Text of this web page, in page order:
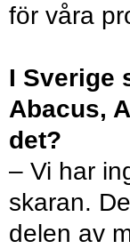
för våra
I Sverige
Abacus,
det?
– Vi har
skaran.
delen av